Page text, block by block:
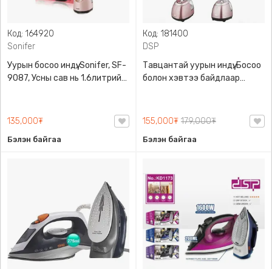
Код: 164920
Sonifer
Уурын босоо индүү, Sonifer, SF-
9087, Усны сав нь 1.6литрийн
индүүдлэгийн горимтой
135,000₮
Бэлэн байгаа
Код: 181400
DSP
Тавцантай уурын индүү, Босоо
болон хэвтээ байдлаар
Хэрэглэхэд хялбар
155,000₮ 179,000₮
Бэлэн байгаа